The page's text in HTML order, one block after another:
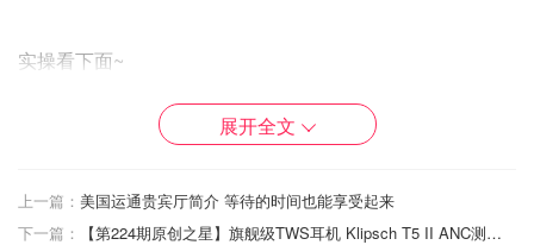
实操看下面~
展开全文
上一篇： 美国运通贵宾厅简介 等待的时间也能享受起来
下一篇：
【第224期原创之星】旗舰级TWS耳机 Klipsch T5 II ANC测评 | 靠谱买花苗网站推荐 | 饮料瓶变废为宝，发家致富 | 太阳能地插灯对比 | 五天四夜玩转Universal Orlando+Disney World攻略